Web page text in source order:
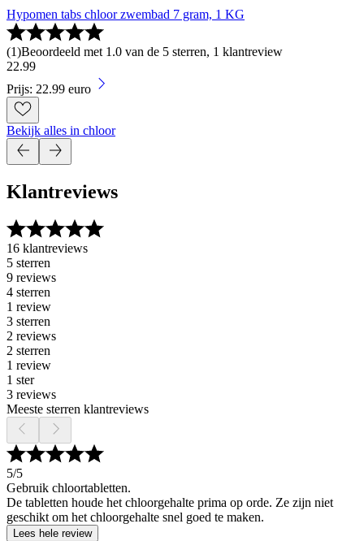
Hypomen tabs chloor zwembad 7 gram, 1 KG
(1)Beoordeeld met 1.0 van de 5 sterren, 1 klantreview
22.99
Prijs: 22.99 euro
Bekijk alles in chloor
Klantreviews
16 klantreviews
5 sterren
9 reviews
4 sterren
1 review
3 sterren
2 reviews
2 sterren
1 review
1 ster
3 reviews
Meeste sterren klantreviews
5/5
Gebruik chloortabletten.
De tabletten houde het chloorgehalte prima op orde. Ze zijn niet
geschikt om het chloorgehalte snel goed te maken.
Lees hele review